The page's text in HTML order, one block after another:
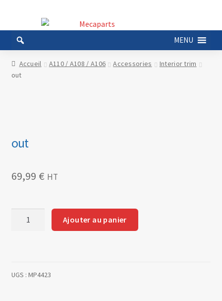
la
navigation
au
contenu
MENU
Accueil A110 / A108 / A106 Accessories
Interior trim
out
out
69,99 € HT
Ajouter au panier
UGS : MP4423